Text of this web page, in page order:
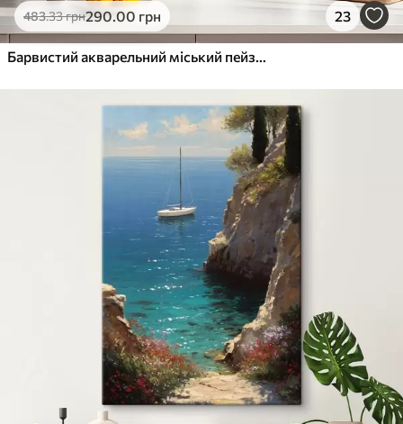
483.33грн290.00 грн 23
Барвистий акварельний міський пейзаж Амстердама з традиційними голландськими будинками на каналі та човнами на воді